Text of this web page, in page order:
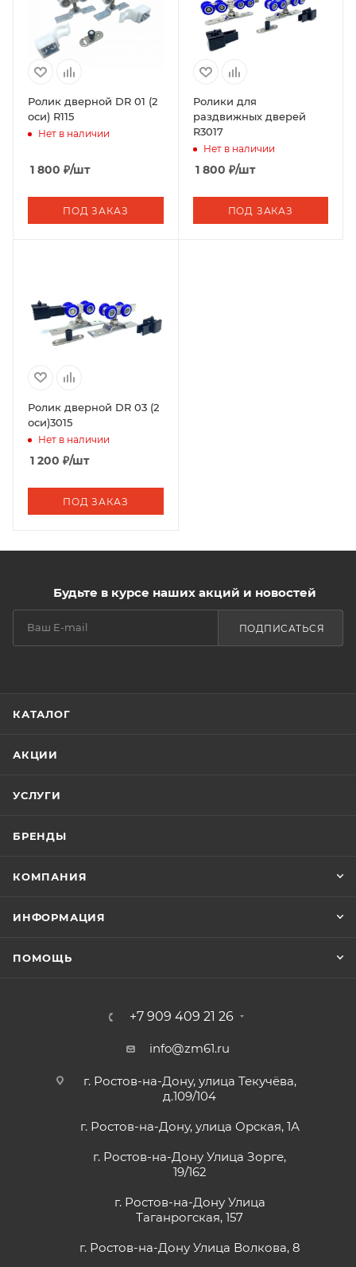
Ролик дверной DR 01 (2
оси) R115
Нет в наличии
1 800 ₽/шт
ПОД ЗАКАЗ
Ролики для
раздвижных дверей
R3017
Нет в наличии
1 800 ₽/шт
ПОД ЗАКАЗ
Ролик дверной DR 03 (2
оси)3015
Нет в наличии
1 200 ₽/шт
ПОД ЗАКАЗ
Будьте в курсе наших акций и новостей
ПОДПИСАТЬСЯ
КАТАЛОГ
АКЦИИ
УСЛУГИ
БРЕНДЫ
КОМПАНИЯ
ИНФОРМАЦИЯ
ПОМОЩЬ
+7 909 409 21 26
info@zm61.ru
г. Ростов-на-Дону, улица Текучёва,
д.109/104
г. Ростов-на-Дону, улица Орская, 1А
г. Ростов-на-Дону Улица Зорге,
19/162
г. Ростов-на-Дону Улица
Таганрогская, 157
г. Ростов-на-Дону Улица Волкова, 8